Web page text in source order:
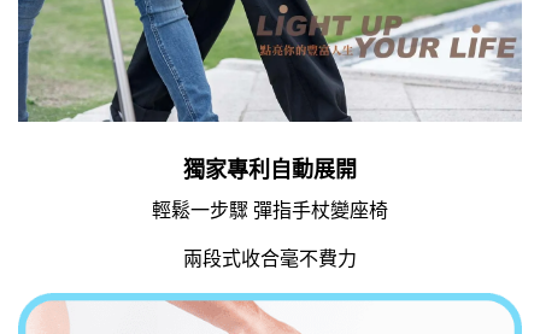
獨家專利自動展開
輕鬆一步驟 彈指手杖變座椅
兩段式收合毫不費力